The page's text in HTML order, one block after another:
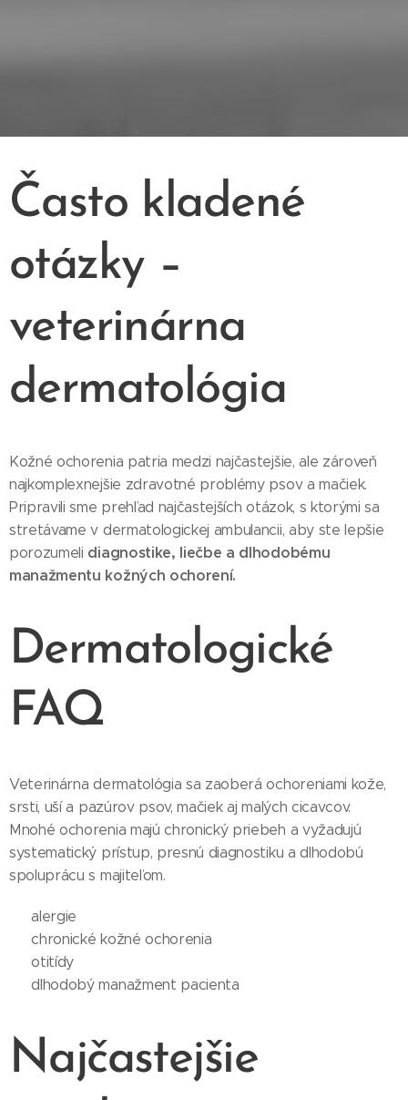
Často kladené
otázky –
veterinárna
dermatológia
Kožné ochorenia patria medzi najčastejšie, ale zároveň
najkomplexnejšie zdravotné problémy psov a mačiek.
Pripravili sme prehľad najčastejších otázok, s ktorými sa
stretávame v dermatologickej ambulancii, aby ste lepšie
porozumeli diagnostike, liečbe a dlhodobému
manažmentu kožných ochorení.
Dermatologické
FAQ
Veterinárna dermatológia sa zaoberá ochoreniami kože,
srsti, uší a pazúrov psov, mačiek aj malých cicavcov.
Mnohé ochorenia majú chronický priebeh a vyžadujú
systematický prístup, presnú diagnostiku a dlhodobú
spoluprácu s majiteľom.
✔️ alergie
✔️ chronické kožné ochorenia
✔️ otitídy
✔️ dlhodobý manažment pacienta
Najčastejšie